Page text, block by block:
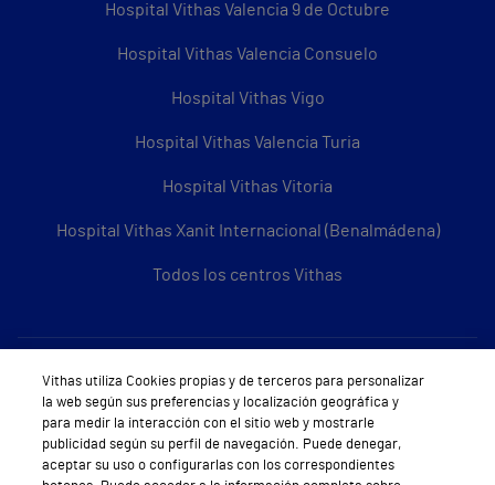
Hospital Vithas Valencia 9 de Octubre
Hospital Vithas Valencia Consuelo
Hospital Vithas Vigo
Hospital Vithas Valencia Turia
Hospital Vithas Vitoria
Hospital Vithas Xanit Internacional (Benalmádena)
Todos los centros Vithas
Sobre Vithas
Quiénes somos
Trabajar en Vithas
Vithas utiliza Cookies propias y de terceros para personalizar
la web según sus preferencias y localización geográfica y
para medir la interacción con el sitio web y mostrarle
publicidad según su perfil de navegación. Puede denegar,
aceptar su uso o configurarlas con los correspondientes